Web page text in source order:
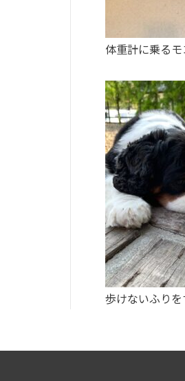
体重計に乗る
歩けないふり